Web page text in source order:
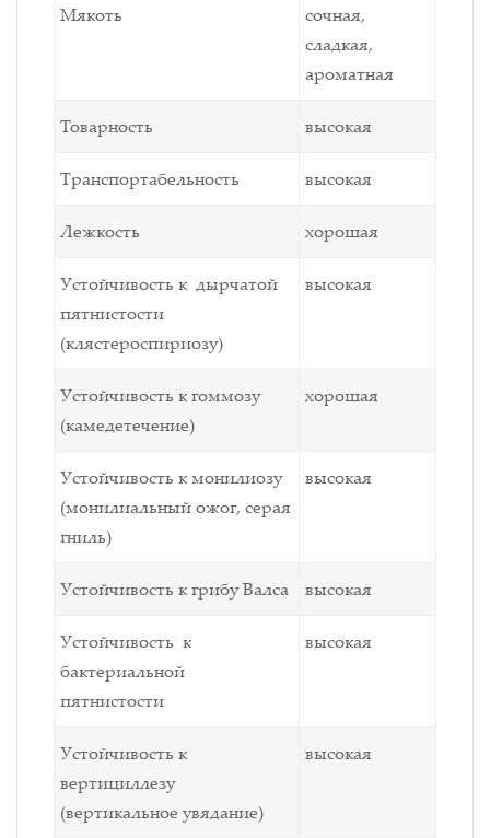
Мякоть
сочная,
сладкая,
ароматная
Товарность высокая
Транспортабельность высокая
Лежкость хорошая
Устойчивость к дырчатой
пятнистости
(клястероспириозу)
высокая
Устойчивость к гоммозу
(камедетечение)
хорошая
Устойчивость к монилиозу
(монилиальный ожог, серая
гниль)
высокая
Устойчивость к грибу Валса высокая
Устойчивость к
бактериальной
пятнистости
высокая
Устойчивость к
вертициллезу
(вертикальное увядание)
высокая